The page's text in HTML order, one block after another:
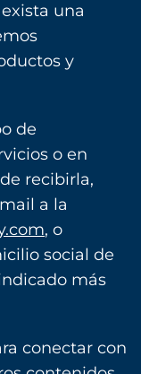
una
y
de
o en
recibirla,
a la
, o
social de
más
conectar con